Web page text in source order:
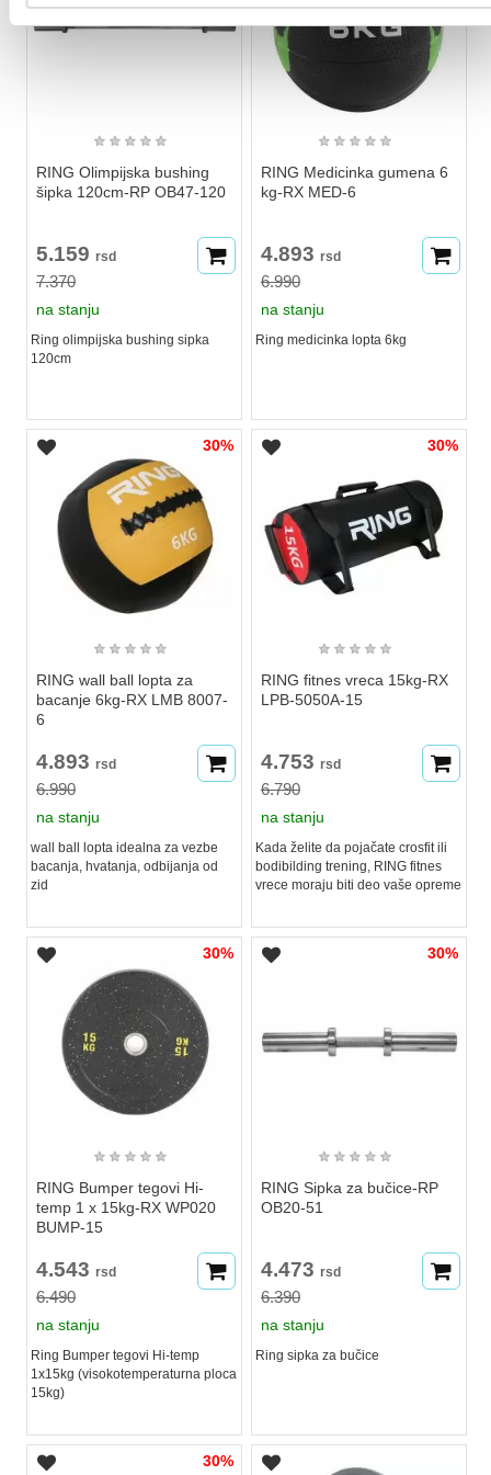
★ ★ ★ ★ ★
RING Olimpijska bushing
šipka 120cm-RP OB47-120
5.159 rsd
7.370
na stanju
Ring olimpijska bushing sipka
120cm
★ ★ ★ ★ ★
RING Medicinka gumena 6
kg-RX MED-6
4.893 rsd
6.990
na stanju
Ring medicinka lopta 6kg
30%
★ ★ ★ ★ ★
RING wall ball lopta za
bacanje 6kg-RX LMB 8007-
6
4.893 rsd
6.990
na stanju
wall ball lopta idealna za vezbe
bacanja, hvatanja, odbijanja od
zid
30%
★ ★ ★ ★ ★
RING fitnes vreca 15kg-RX
LPB-5050A-15
4.753 rsd
6.790
na stanju
Kada želite da pojačate crosfit ili
bodibilding trening, RING fitnes
vrece moraju biti deo vaše opreme
30%
★ ★ ★ ★ ★
RING Bumper tegovi Hi-
temp 1 x 15kg-RX WP020
BUMP-15
4.543 rsd
6.490
na stanju
Ring Bumper tegovi Hi-temp
1x15kg (visokotemperaturna ploca
15kg)
30%
★ ★ ★ ★ ★
RING Sipka za bučice-RP
OB20-51
4.473 rsd
6.390
na stanju
Ring sipka za bučice
30%